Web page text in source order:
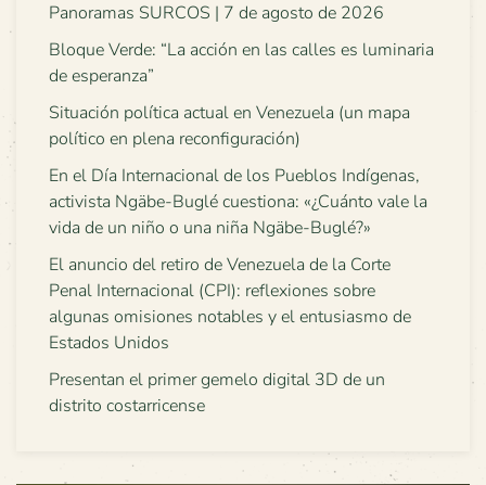
Panoramas SURCOS | 7 de agosto de 2026
Bloque Verde: “La acción en las calles es luminaria
de esperanza”
Situación política actual en Venezuela (un mapa
político en plena reconfiguración)
En el Día Internacional de los Pueblos Indígenas,
activista Ngäbe-Buglé cuestiona: «¿Cuánto vale la
vida de un niño o una niña Ngäbe-Buglé?»
El anuncio del retiro de Venezuela de la Corte
Penal Internacional (CPI): reflexiones sobre
algunas omisiones notables y el entusiasmo de
Estados Unidos
Presentan el primer gemelo digital 3D de un
distrito costarricense